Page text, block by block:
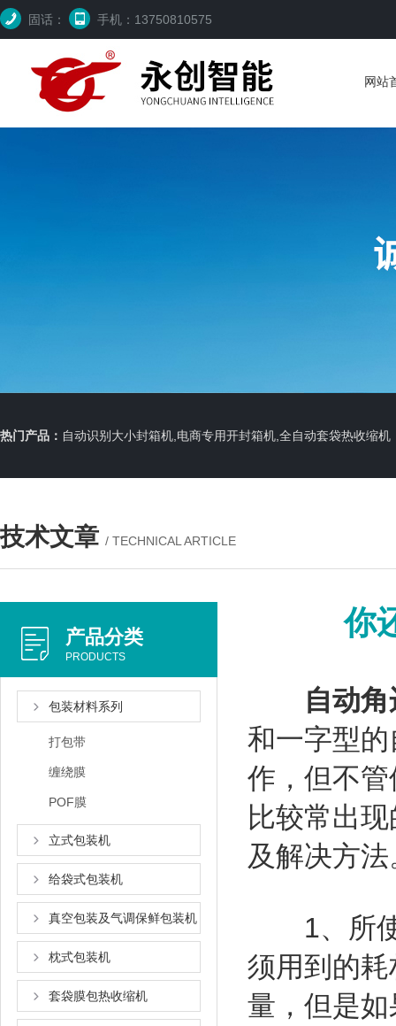
固话： 手机：13750810575
网站
热门产品： 自动识别大小封箱机,电商专用开封箱机,全自动套袋热收缩机
技术文章 / TECHNICAL ARTICLE
产品分类
PRODUCTS
包装材料系列
打包带
缠绕膜
POF膜
立式包装机
给袋式包装机
真空包装及气调保鲜包装机
枕式包装机
套袋膜包热收缩机
你
自动
和一字型
作，但不
比较常出
及解决方法
1、所使
须用到的
量，但是